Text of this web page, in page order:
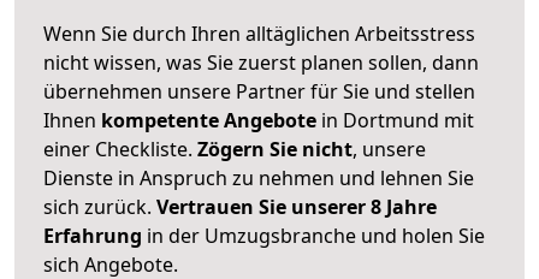
Wenn Sie durch Ihren alltäglichen Arbeitsstress
nicht wissen, was Sie zuerst planen sollen, dann
übernehmen unsere Partner für Sie und stellen
Ihnen kompetente Angebote in Dortmund mit
einer Checkliste. Zögern Sie nicht, unsere
Dienste in Anspruch zu nehmen und lehnen Sie
sich zurück. Vertrauen Sie unserer 8 Jahre
Erfahrung in der Umzugsbranche und holen Sie
sich Angebote.